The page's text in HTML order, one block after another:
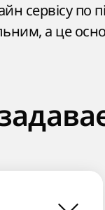
сервісу по
а це